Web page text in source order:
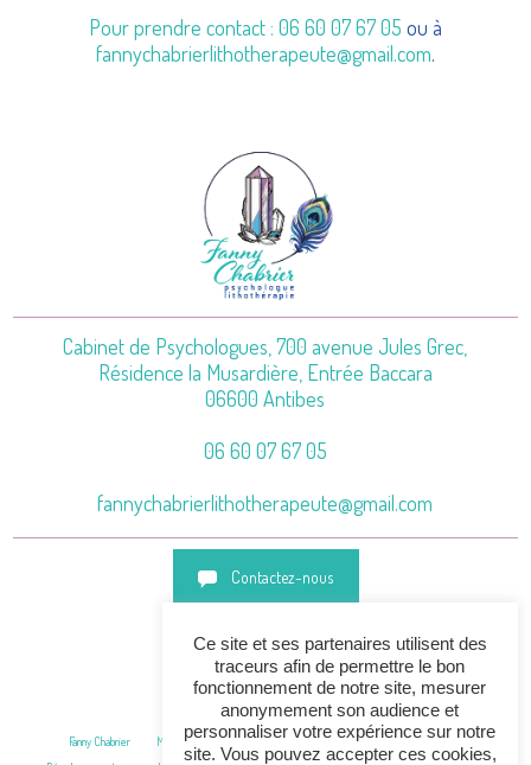
Pour prendre contact : 06 60 07 67 05 ou à
fannychabrierlithotherapeute@gmail.com.
Cabinet de Psychologues, 700 avenue Jules Grec,
Résidence la Musardière, Entrée Baccara
06600 Antibes
06 60 07 67 05
fannychabrierlithotherapeute@gmail.com
Contactez-nous
Horaires
Fanny Chabrier Mes formations Soins en lithothérapie
Atelier bijoux guérison
Ce site et ses partenaires utilisent des
traceurs afin de permettre le bon
fonctionnement de notre site, mesurer
anonymement son audience et
personnaliser votre expérience sur notre
site. Vous pouvez accepter ces cookies,